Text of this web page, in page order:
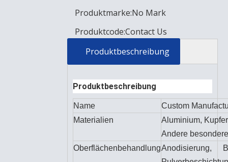
Produktmarke:No Mark
Produktcode:Contact Us
Produktbeschreibung
Produktbeschreibung
Name
Custom
Materialien
Aluminium,
Andere
OberflächenbehandlungAnodisierung,